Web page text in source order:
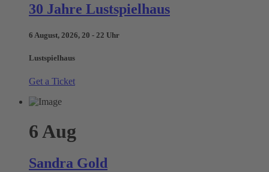
30 Jahre Lustspielhaus
6 August, 2026, 20 - 22 Uhr
Lustspielhaus
Get a Ticket
6 Aug
Sandra Gold